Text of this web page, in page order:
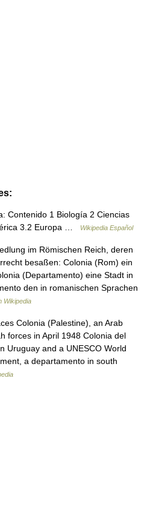
Contenido 1 Biología 2 Ciencias
3.2 Europa …
Wikipedia Español
im Römischen Reich, deren
besaßen: Colonia (Rom) ein
(Departamento) eine Stadt in
den in romanischen Sprachen
Wikipedia
Colonia (Palestine), an Arab
forces in April 1948 Colonia del
Uruguay and a UNESCO World
a departamento in south